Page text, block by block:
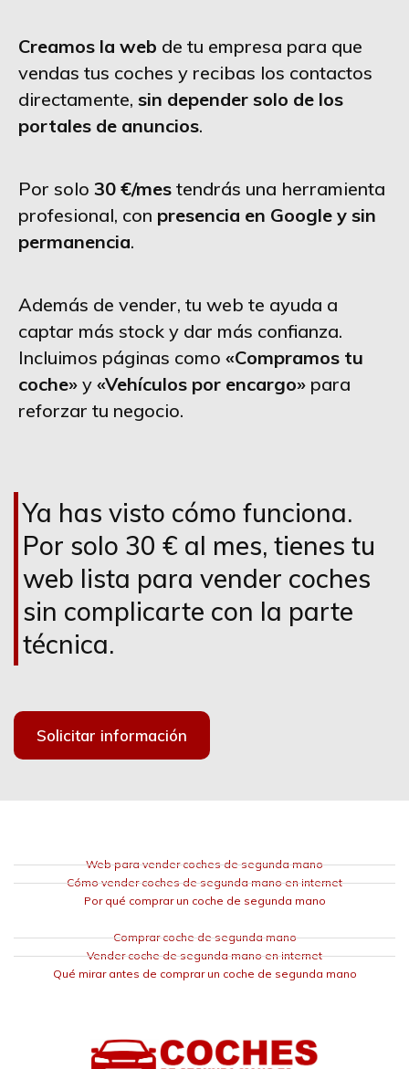
Creamos la web de tu empresa para que
vendas tus coches y recibas los contactos
directamente, sin depender solo de los
portales de anuncios.
Por solo 30 €/mes tendrás una herramienta
profesional, con presencia en Google y sin
permanencia.
Además de vender, tu web te ayuda a
captar más stock y dar más confianza.
Incluimos páginas como «Compramos tu
coche» y «Vehículos por encargo» para
reforzar tu negocio.
Ya has visto cómo funciona.
Por solo 30 € al mes, tienes tu
web lista para vender coches
sin complicarte con la parte
técnica.
Solicitar información
Web para vender coches de segunda mano
Cómo vender coches de segunda mano en internet
Por qué comprar un coche de segunda mano
Comprar coche de segunda mano
Vender coche de segunda mano en internet
Qué mirar antes de comprar un coche de segunda mano